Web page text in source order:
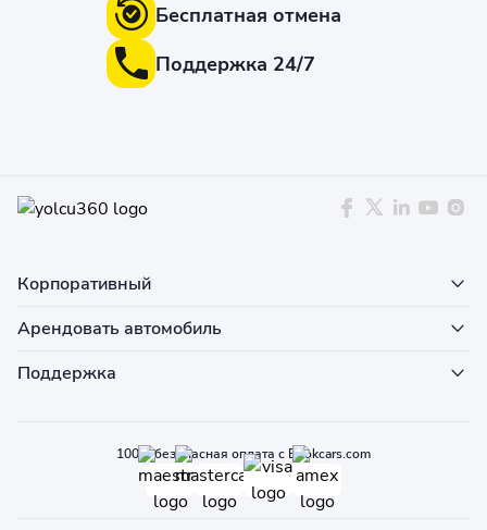
Бесплатная отмена
Поддержка 24/7
Корпоративный
Арендовать автомобиль
Поддержка
100% безопасная оплата с Bookcars.com